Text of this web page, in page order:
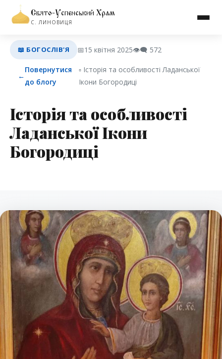
Свято-Успенський Храм
С. ЛИНОВИЦЯ
📖 БОГОСЛІВ'Я 📅15 квітня 2025👁️‍🗨️ 572
←
Повернутися
до блогу
▫︎ Історія та особливості Ладанської
Ікони Богородиці
Історія та особливості
Ладанської Ікони
Богородиці